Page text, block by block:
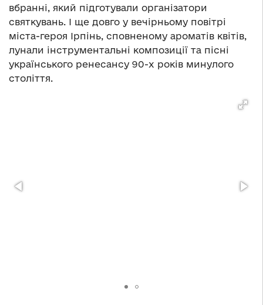
вбранні, який підготували організатори
святкувань. І ще довго у вечірньому повітрі
міста-героя Ірпінь, сповненому ароматів квітів,
лунали інструментальні композиції та пісні
українського ренесансу 90-х років минулого
століття.